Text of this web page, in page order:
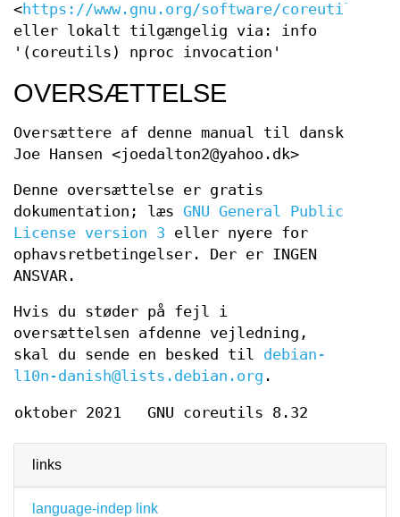
links
language-indep link
<https://www.gnu.org/software/coreutils/
eller lokalt tilgængelig via: info
'(coreutils) nproc invocation'
OVERSÆTTELSE
Oversættere af denne manual til dansk
Joe Hansen <joedalton2@yahoo.dk>
Denne oversættelse er gratis
dokumentation; læs GNU General Public
License version 3 eller nyere for
ophavsretbetingelser. Der er INGEN
ANSVAR.
Hvis du støder på fejl i
oversættelsen af ​​denne vejledning,
skal du sende en besked til debian-
l10n-danish@lists.debian.org .
oktober 2021 GNU coreutils 8.32